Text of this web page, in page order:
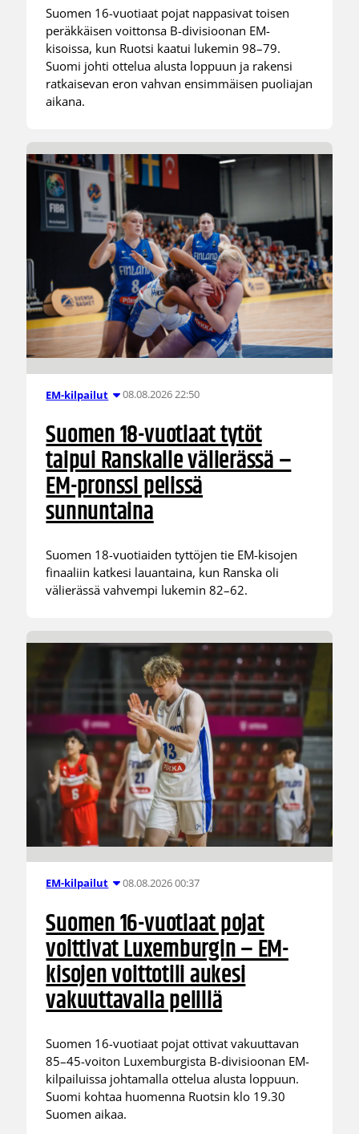
Suomen 16-vuotiaat pojat nappasivat toisen
peräkkäisen voittonsa B-divisioonan EM-
kisoissa, kun Ruotsi kaatui lukemin 98–79.
Suomi johti ottelua alusta loppuun ja rakensi
ratkaisevan eron vahvan ensimmäisen puoliajan
aikana.
EM-kilpailut 08.08.2026 22:50
Suomen 18-vuotiaat tytöt
taipui Ranskalle välierässä –
EM-pronssi pelissä
sunnuntaina
Suomen 18-vuotiaiden tyttöjen tie EM-kisojen
finaaliin katkesi lauantaina, kun Ranska oli
välierässä vahvempi lukemin 82–62.
EM-kilpailut 08.08.2026 00:37
Suomen 16-vuotiaat pojat
voittivat Luxemburgin – EM-
kisojen voittotili aukesi
vakuuttavalla pelillä
Suomen 16-vuotiaat pojat ottivat vakuuttavan
85–45-voiton Luxemburgista B-divisioonan EM-
kilpailuissa johtamalla ottelua alusta loppuun.
Suomi kohtaa huomenna Ruotsin klo 19.30
Suomen aikaa.